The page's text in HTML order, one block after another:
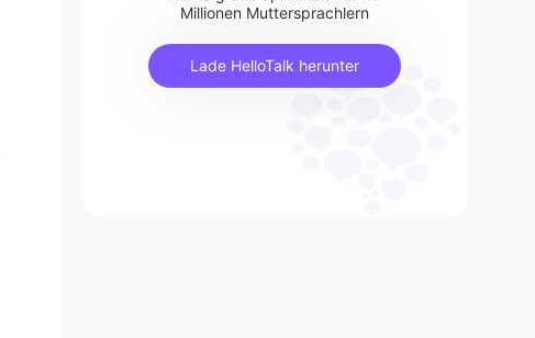
Millionen Muttersprachlern
Lade HelloTalk herunter